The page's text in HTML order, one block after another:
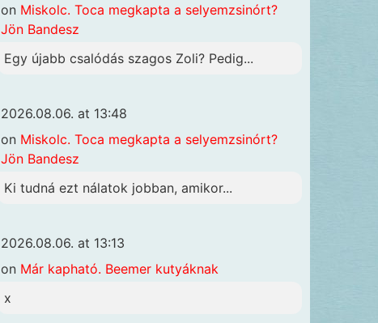
on Miskolc. Toca megkapta a selyemzsinórt?
Jön Bandesz
Egy újabb csalódás szagos Zoli? Pedig...
2026.08.06. at 13:48
on Miskolc. Toca megkapta a selyemzsinórt?
Jön Bandesz
Ki tudná ezt nálatok jobban, amikor...
2026.08.06. at 13:13
on Már kapható. Beemer kutyáknak
x